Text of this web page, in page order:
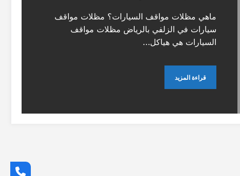
ماهي مظلات مواقف السيارات؟ مظلات مواقف
سيارات في الزلفي بالرياض مظلات مواقف
السيارات هي هياكل…
قراءة المزيد